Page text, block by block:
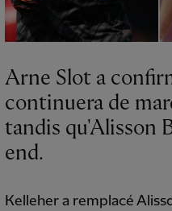
Arne Slot a
continuera de
tandis qu'Alisson
end.
Kelleher a remplacé